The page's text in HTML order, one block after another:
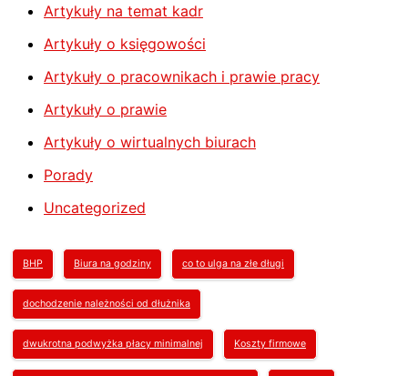
Artykuły na temat kadr
Artykuły o księgowości
Artykuły o pracownikach i prawie pracy
Artykuły o prawie
Artykuły o wirtualnych biurach
Porady
Uncategorized
BHP Biura na godziny co to ulga na złe długi
dochodzenie należności od dłużnika
dwukrotna podwyżka płacy minimalnej Koszty firmowe